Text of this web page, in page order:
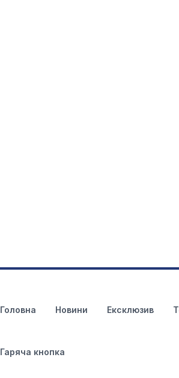
Головна Новини Ексклюзив
Гаряча кнопка